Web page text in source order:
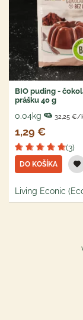
BIO puding -
prášku 40 g
0.04kg 32,25 €/
1,29 €
(3)
DO KOŠÍKA